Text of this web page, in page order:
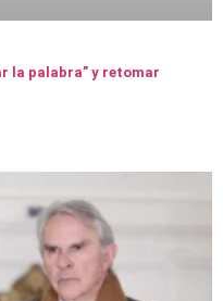
la palabra” y retomar